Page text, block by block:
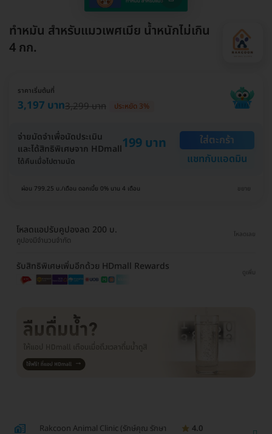
ทำหมัน สำหรับแมวเพศเมีย น้ำหนักไม่เกิน
4 กก.
ราคาเริ่มต้นที่
3,197 บาท3,299 บาท ประหยัด 3%
จ่ายมัดจำเพื่อนัดประเมิน
และได้สิทธิพิเศษจาก HDmall199 บาท
ได้คืนเมื่อไปตามนัด
ใส่ตะกร้า
แชทกับแอดมิน
ผ่อน 799.25 บ./เดือน ดอกเบี้ย 0% นาน 4 เดือน ขยาย
โหลดแอปรับคูปองลด 200 บ.
คูปองมีจำนวนจำกัด
โหลดเลย
รับสิทธิพิเศษเพิ่มอีกด้วย HDmall Rewards
ดูเพิ่ม
Rakcoon Animal Clinic (รักษ์คุณ รักษา
4.0